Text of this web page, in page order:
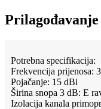
Prilagođavanje
Potrebna specifikacija:
Frekvencija prijenosa:
Pojačanje: 15 dBi
Širina snopa 3 dB: E
Izolacija kanala